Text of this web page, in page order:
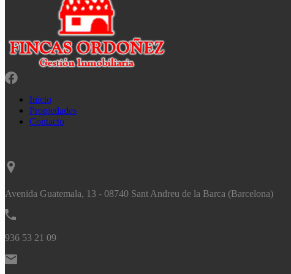
Inicio
Propiedades
Contacto
Avenida Guatemala, 13 - 08740 Sant Andreu de la Barca (Barcelona)
936 53 21 09